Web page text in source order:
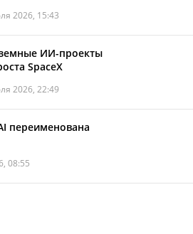
2026, 15:43
ИИ-проекты
SpaceX
2026, 22:49
переименована
08:55